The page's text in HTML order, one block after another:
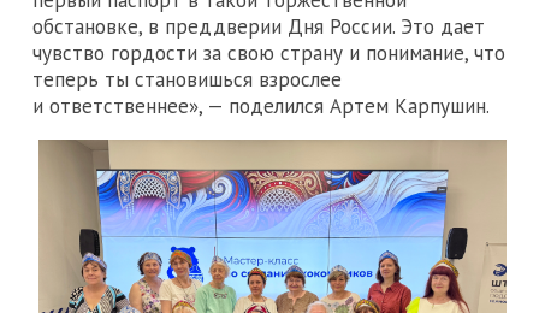
обстановке, в преддверии Дня России. Это дает
чувство гордости за свою страну и понимание, что
теперь ты становишься взрослее
и ответственнее», — поделился Артем Карпушин.